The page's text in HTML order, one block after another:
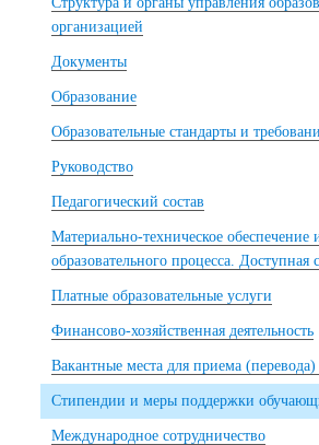
организацией
Документы
Образование
Образовательные стандарты и
Руководство
Педагогический состав
Материально-техническое обеспечение
образовательного процесса. Доступная
Платные образовательные услуги
Финансово-хозяйственная деятельность
Вакантные места для приема
Стипендии и меры поддержки
Международное сотрудничество